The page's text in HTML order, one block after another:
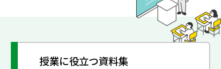
授業に役立つ資料集